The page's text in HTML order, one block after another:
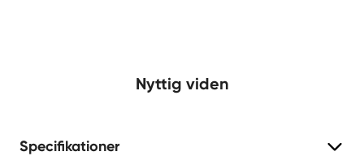
Nyttig viden
Specifikationer